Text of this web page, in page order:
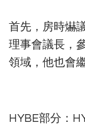
首先，房時爀
理事會議長，
領域，他也會
HYBE部分：